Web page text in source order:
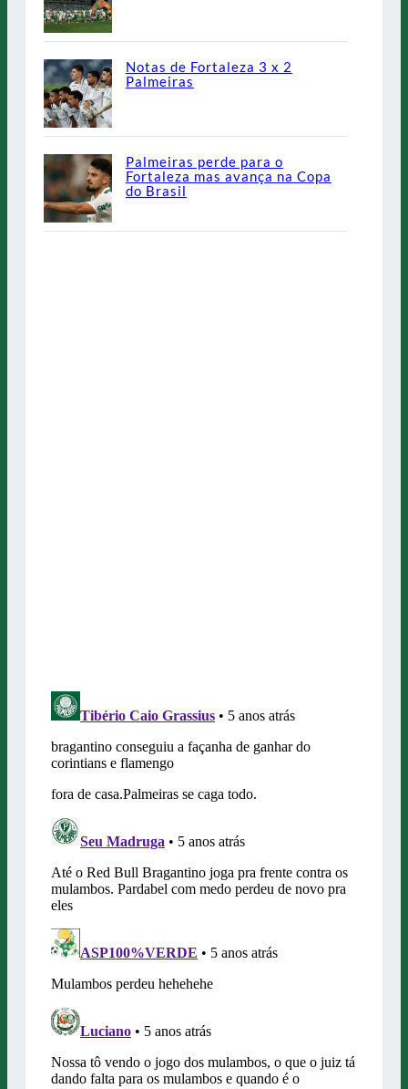
Notas de Fortaleza 3 x 2
Palmeiras
Palmeiras perde para o
Fortaleza mas avança na Copa
do Brasil